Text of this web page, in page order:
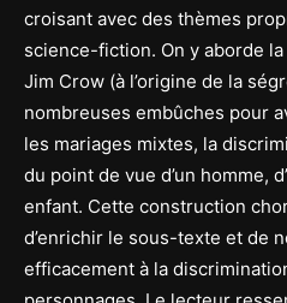
croisant avec des thèmes
science-fiction. On y aborde
Jim Crow (à l’origine de la
nombreuses embûches pour
les mariages mixtes, la
du point de vue d’un homme,
enfant. Cette construction
d’enrichir le sous-texte et de
efficacement à la